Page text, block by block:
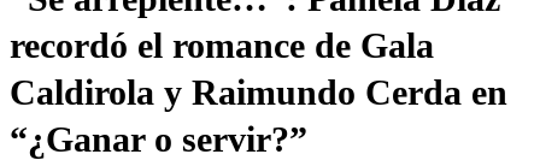
recordó el romance de Gala
Caldirola y Raimundo Cerda en
“¿Ganar o servir?”